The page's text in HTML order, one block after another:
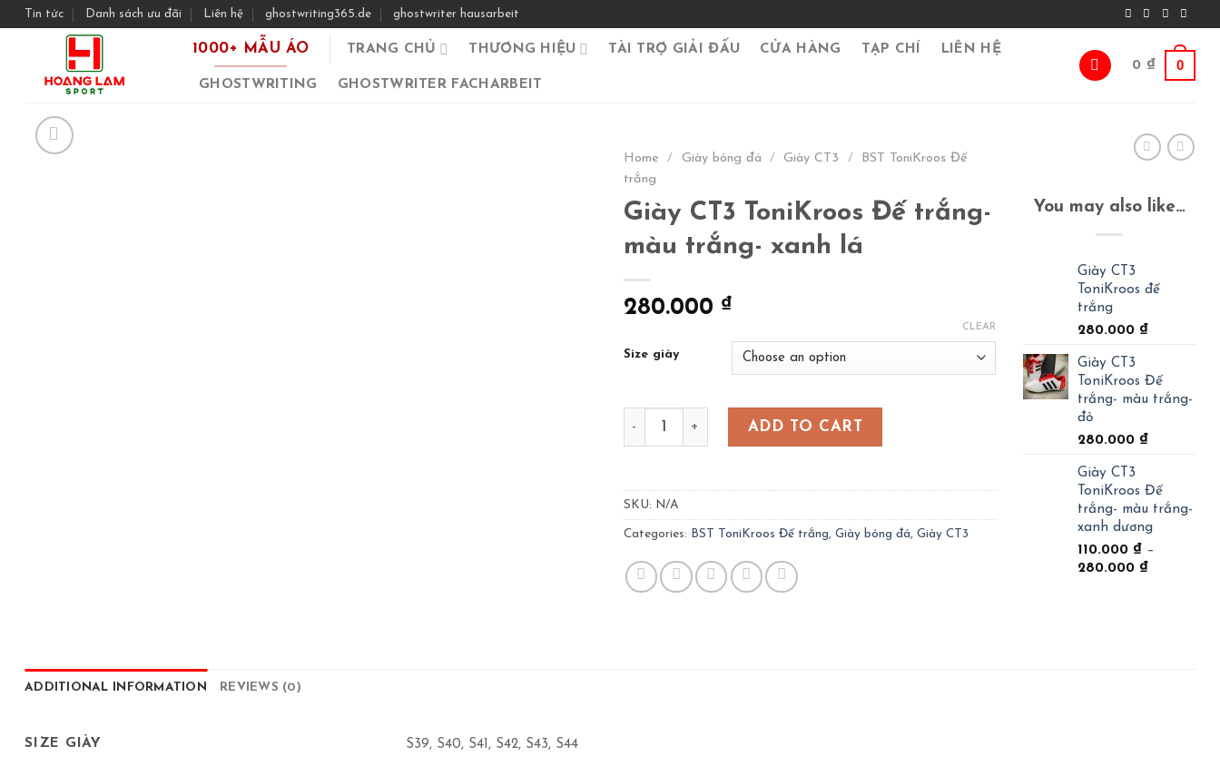
SkipTin tức Danh sách ưu đãi Liên hệ ghostwriting365.de ghostwriter hausarbeit
1000+ MẪU ÁO TRANG CHỦ THƯƠNG HIỆU TÀI TRỢ GIẢI ĐẤU CỬA HÀNG TẠP CHÍ LIÊN HỆ
GHOSTWRITING GHOSTWRITER FACHARBEIT
0 ₫ 0
Home / Giày bóng đá / Giày CT3 /
BST ToniKroos Đế
trắng
Giày CT3 ToniKroos Đế trắng-
màu trắng- xanh lá
280.000 ₫
Size giày
CLEAR
Giày CT3 ToniKroos Đế trắng- màu trắng- xanh lá quantity
ADD TO CART
SKU: N/A
Categories: BST ToniKroos Đế trắng, Giày bóng đá, Giày CT3
You may also like…
Giày CT3
ToniKroos đế
trắng
280.000 ₫
Giày CT3
ToniKroos Đế
trắng- màu trắng-
đỏ
280.000 ₫
Giày CT3
ToniKroos Đế
trắng- màu trắng-
xanh dương
110.000 ₫ –
280.000 ₫
ADDITIONAL INFORMATION REVIEWS (0)
SIZE GIÀY S39, S40, S41, S42, S43, S44